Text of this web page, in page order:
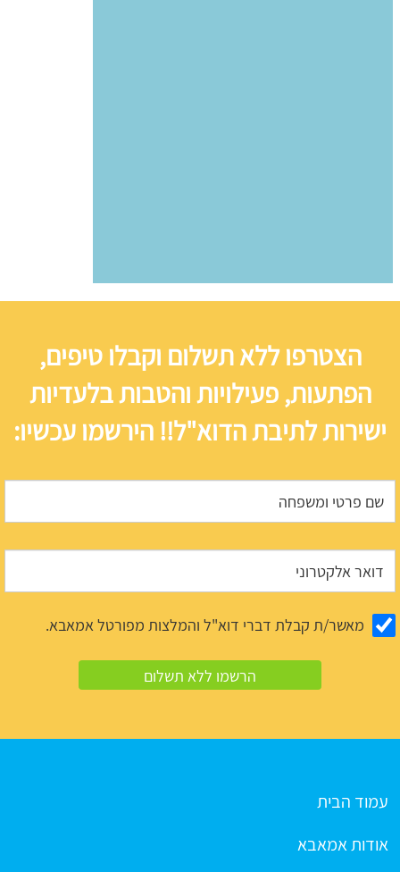
הצטרפו ללא תשלום וקבלו טיפים,
הפתעות, פעילויות והטבות בלעדיות
ישירות לתיבת הדוא"ל!! הירשמו עכשיו:
מאשר/ת קבלת דברי דוא"ל והמלצות מפורטל אמאבא.
עמוד הבית
אודות אמאבא